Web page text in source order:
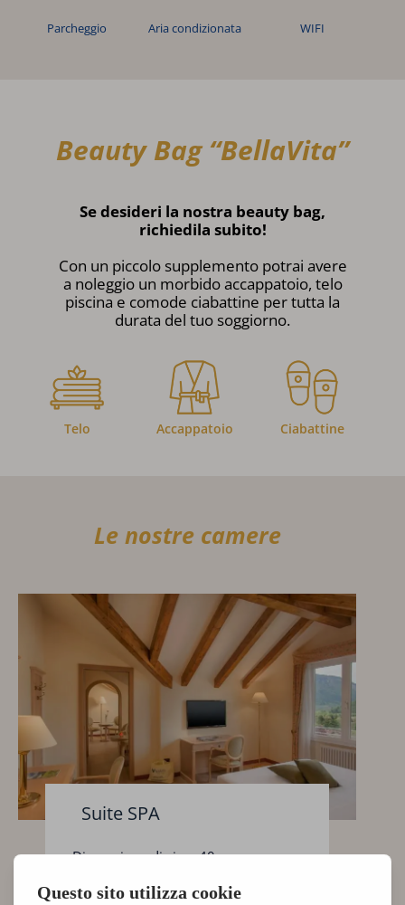
Parcheggio Aria condizionata WIFI
Beauty Bag “BellaVita”
Se desideri la nostra beauty bag,
richiedila subito!
Con un piccolo supplemento potrai avere
a noleggio un morbido accappatoio, telo
piscina e comode ciabattine per tutta la
durata del tuo soggiorno.
Telo Accappatoio Ciabattine
Le nostre camere
Suite SPA
Dimensione di circa 40 mq
Ingresso piscina riscaldata